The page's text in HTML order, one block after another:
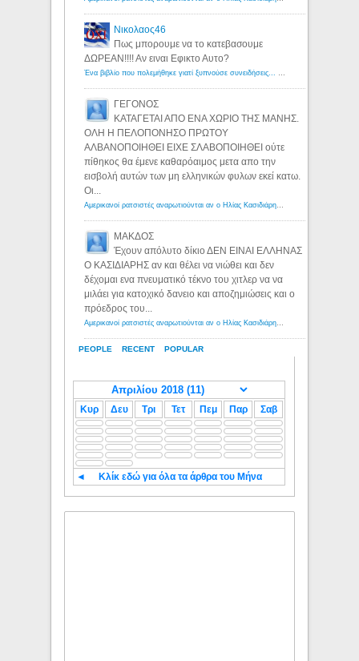
PEOPLE RECENT POPULAR
Νικολαος46
Πως μπορουμε να το κατεβασουμε
ΔΩΡΕΑΝ!!!! Αν ειναι Εφικτο Αυτο?
Ένα βιβλίο που πολεμήθηκε γιατί ξυπνούσε συνειδήσεις... - Λόγιος Ερμής | Η γνώση ξεκινάει με την αναζήτηση...
ΓΕΓΟΝΟΣ
ΚΑΤΑΓΕΤΑΙ ΑΠΟ ΕΝΑ ΧΩΡΙΟ ΤΗΣ ΜΑΝΗΣ.
ΟΛΗ Η ΠΕΛΟΠΟΝΗΣΟ ΠΡΩΤΟΥ
ΑΛΒΑΝΟΠΟΙΗΘΕΙ ΕΙΧΕ ΣΛΑΒΟΠΟΙΗΘΕΙ ούτε
πίθηκος θα έμενε καθαρόαιμος μετα απο την
εισβολή αυτών των μη ελληνικών φυλων εκεί κατω.
Οι...
Αμερικανοί ρατσιστές αναρωτιούνται αν ο Ηλίας Κασιδιάρης ανήκει στη λευκή φυλή... - Λόγιος Ερμής
ΜΑΚΔΟΣ
Έχουν απόλυτο δίκιο ΔΕΝ ΕΙΝΑΙ ΕΛΛΗΝΑΣ
Ο ΚΑΣΙΔΙΑΡΗΣ αν και θέλει να νιώθει και δεν
δέχομαι ενα πνευματικό τέκνο του χιτλερ να να
μιλάει για κατοχικό δανειο και αποζημιώσεις και ο
πρόεδρος του...
Αμερικανοί ρατσιστές αναρωτιούνται αν ο Ηλίας Κασιδιάρης ανήκει στη λευκή φυλή... - Λόγιος Ερμής
Κυρ Δευ Τρι Τετ Πεμ Παρ Σαβ
◄ Κλίκ εδώ για όλα τα άρθρα του Μήνα